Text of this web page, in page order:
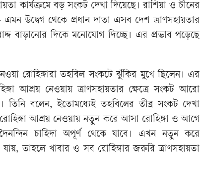
কার্যক্রমে বড় সংকট দেখা দিয়েছে। রাশিয়া ও চীনের
উদ্বেগ থেকে প্রধান দাতা এসব দেশ ত্রাণসহায়তার
বাড়ানোর দিকে মনোযোগ দিচ্ছে। এর প্রভাব পড়েছে
রোহিঙ্গারা তহবিল সংকটে ঝুঁকির মুখে ছিলেন। এর
আশ্রয় নেওয়ায় ত্রাণসহায়তার ক্ষেত্রে সংকট আরো
তিনি বলেন, ইতোমধ্যেই তহবিলের তীব্র সংকট দেখা
আশ্রয় নেওয়ায় নতুন করে আসা রোহিঙ্গা ও আগে
দৈনন্দিন চাহিদা অপূর্ণ থেকে যাবে। এখন নতুন করে
তাহলে খাবার ও সব রোহিঙ্গার জরুরি ত্রাণসহায়তা